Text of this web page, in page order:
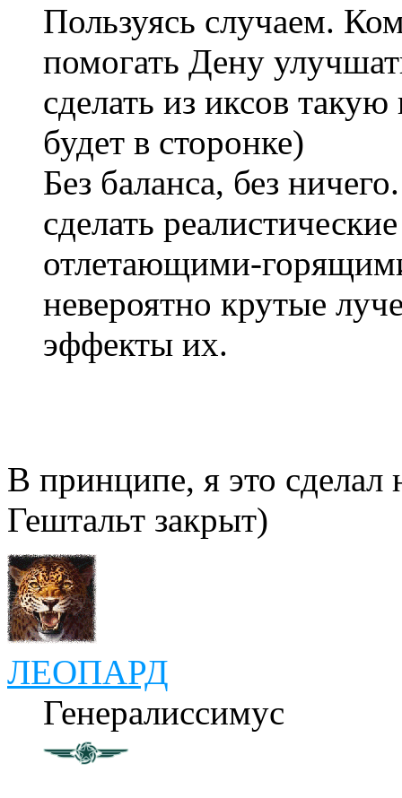
Пользуясь случаем.
помогать Дену
сделать из иксов
будет в сторонке)
Без баланса, без
сделать
отлетающими-
невероятно крутые
эффекты их.
В принципе, я это
Гештальт закрыт)
ЛЕОПАРД
Генералиссимус